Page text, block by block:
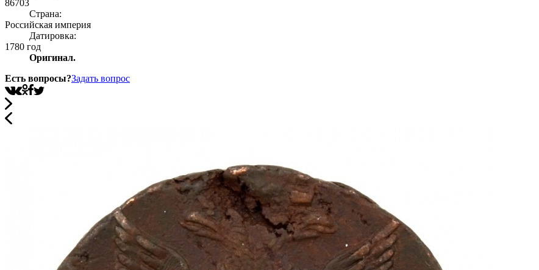
86703
Страна:
Росcийская империя
Датировка:
1780 год
Оригинал.
Есть вопросы?Задать вопрос